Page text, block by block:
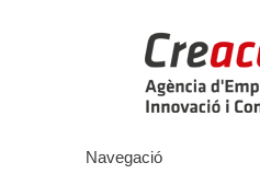
Navegació